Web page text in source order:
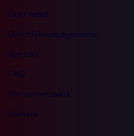
Über Kebel
Durchführungsgarantie
Kontakt
FAQ
Partnernetzwerk
Karriere